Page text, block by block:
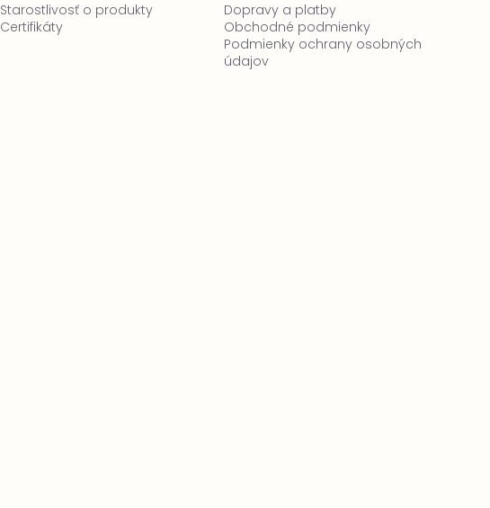
Starostlivosť o produkty
Certifikáty
Dopravy a platby
Obchodné podmienky
Podmienky ochrany osobných
údajov